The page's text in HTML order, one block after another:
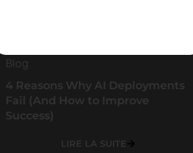
Blog
4 Reasons Why AI Deployments
Fail (And How to Improve
Success)
LIRE LA SUITE